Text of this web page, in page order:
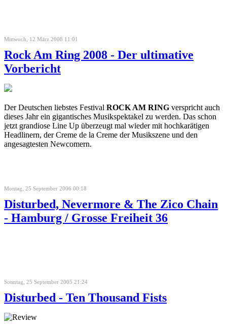
Mittwoch, 12 März 2008 11:01
Rock Am Ring 2008 - Der ultimative
Vorbericht
Der Deutschen liebstes Festival ROCK AM RING verspricht auch
dieses Jahr ein gigantisches Musikspektakel zu werden. Das schon
jetzt grandiose Line Up überzeugt mal wieder mit hochkarätigen
Headlinern, der Creme de la Creme der Musikszene und den
angesagtesten Newcomern.
Montag, 25 September 2006 00:18
Disturbed, Nevermore & The Zico Chain
- Hamburg / Grosse Freiheit 36
Sonntag, 25 September 2005 21:24
Disturbed - Ten Thousand Fists